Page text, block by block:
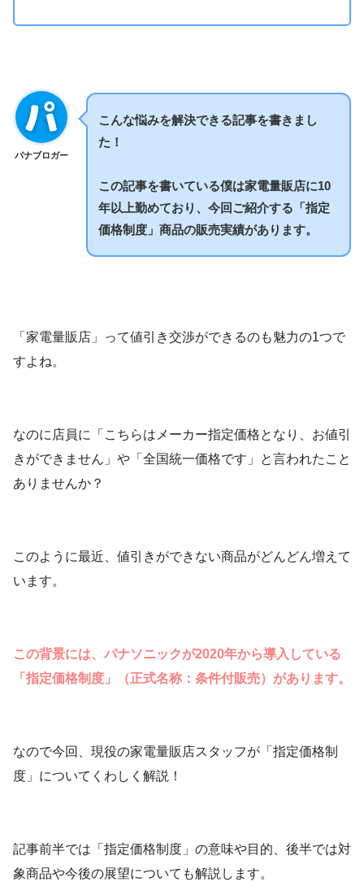
パナブロガー
こんな悩みを解決できる記事を書きまし
た！
この記事を書いている僕は家電量販店に10
年以上勤めており、今回ご紹介する「指定
価格制度」商品の販売実績があります。
「家電量販店」って値引き交渉ができるのも魅力の1つで
すよね。
なのに店員に「こちらはメーカー指定価格となり、お値引
きができません」や「全国統一価格です」と言われたこと
ありませんか？
このように最近、値引きができない商品がどんどん増えて
います。
この背景には、パナソニックが2020年から導入している
「指定価格制度」（正式名称：条件付販売）があります。
なので今回、現役の家電量販店スタッフが「指定価格制
度」についてくわしく解説！
記事前半では「指定価格制度」の意味や目的、後半では対
象商品や今後の展望についても解説します。